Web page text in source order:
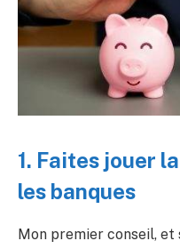
1. Faites jouer
les banques
Mon premier conseil,